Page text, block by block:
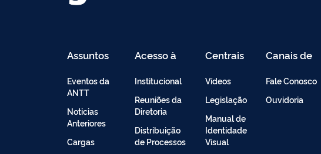
Assuntos
Eventos da
ANTT
Noticias
Anteriores
Cargas
Acesso à
Informação
Institucional
Reuniões da
Diretoria
Distribuição
de Processos
Centrais
de
Vídeos
Legislação
Manual de
Identidade
Visual
Canais de
Atendimento
Fale Conosco
Ouvidoria